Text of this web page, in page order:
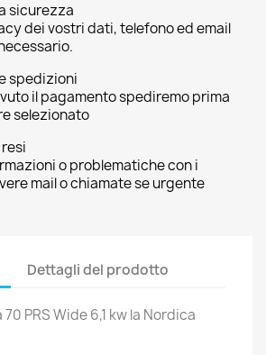
sicurezza
dei vostri dati, telefono ed email
spedizioni
il pagamento spediremo prima
selezionato
o problematiche con i
mail o chiamate se urgente
Dettagli del prodotto
PRS Wide 6,1 kw la Nordica